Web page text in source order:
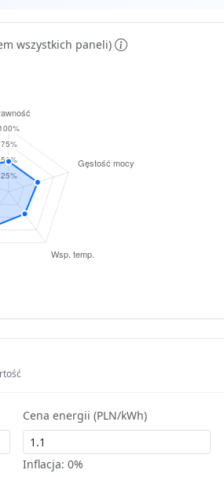
wszystkich paneli)
Cena energii (PLN/kWh)
Inflacja:0%